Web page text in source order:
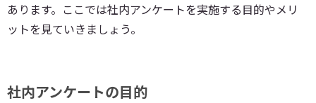
あります。ここでは社内アンケートを実施する目的やメリ
ットを見ていきましょう。
社内アンケートの目的